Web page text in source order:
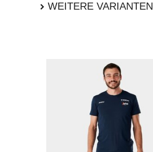
WEITERE VARIANTEN